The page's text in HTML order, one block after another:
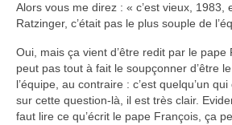
Alors vous me direz : « c’est vieux, 1983,
Ratzinger, c’était pas le plus souple de
Oui, mais ça vient d’être redit par le pape
peut pas tout à fait le soupçonner d’être
l’équipe, au contraire : c’est quelqu’un
sur cette question-là, il est très clair.
faut lire ce qu’écrit le pape François, ça